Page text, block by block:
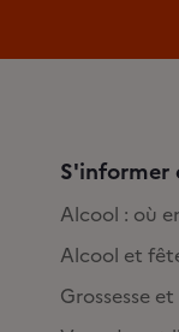
S'informer
Alcool : où
Alcool et
Grossesse